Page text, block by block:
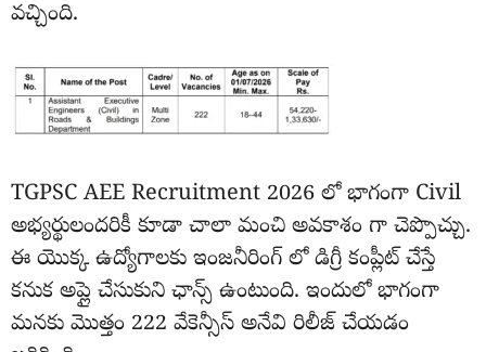
వచ్చింది.
TGPSC AEE Recruitment 2026 లో భాగంగా Civil
అభ్యర్థులందరికీ కూడా చాలా మంచి అవకాశం గా చెప్పొచ్చు.
ఈ యొక్క ఉద్యోగాలకు ఇంజనీరింగ్ లో డిగ్రీ కంప్లీట్ చేస్తే
కనుక అప్లై చేసుకుని ఛాన్స్ ఉంటుంది. ఇందులో భాగంగా
మనకు మొత్తం 222 వేకెన్సీస్ అనేవి రిలీజ్ చేయడం